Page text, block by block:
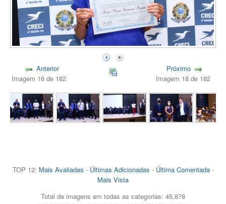
Anterior
Imagem 16 de 182
Próximo
Imagem 18 de 182
TOP 12: Mais Avaliadas - Últimas Adicionadas - Última Comentada-
Mais Vista
Total de imagens em todas as categorias: 45,878